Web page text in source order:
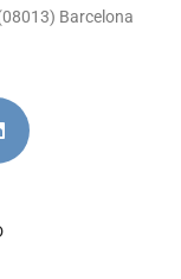
Barcelona